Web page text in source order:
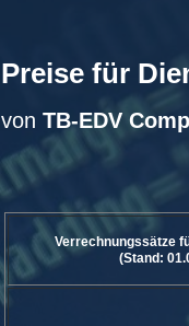
Preise für
von TB-EDV
Verrechnungssätze
(Stand: